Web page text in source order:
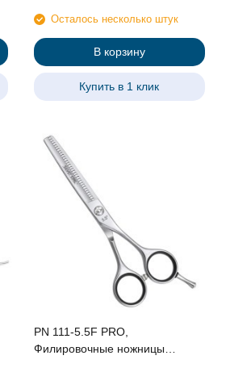
Осталось несколько штук
В корзину
Купить в 1 клик
PN 111-5.5F PRO,
Филировочные ножницы